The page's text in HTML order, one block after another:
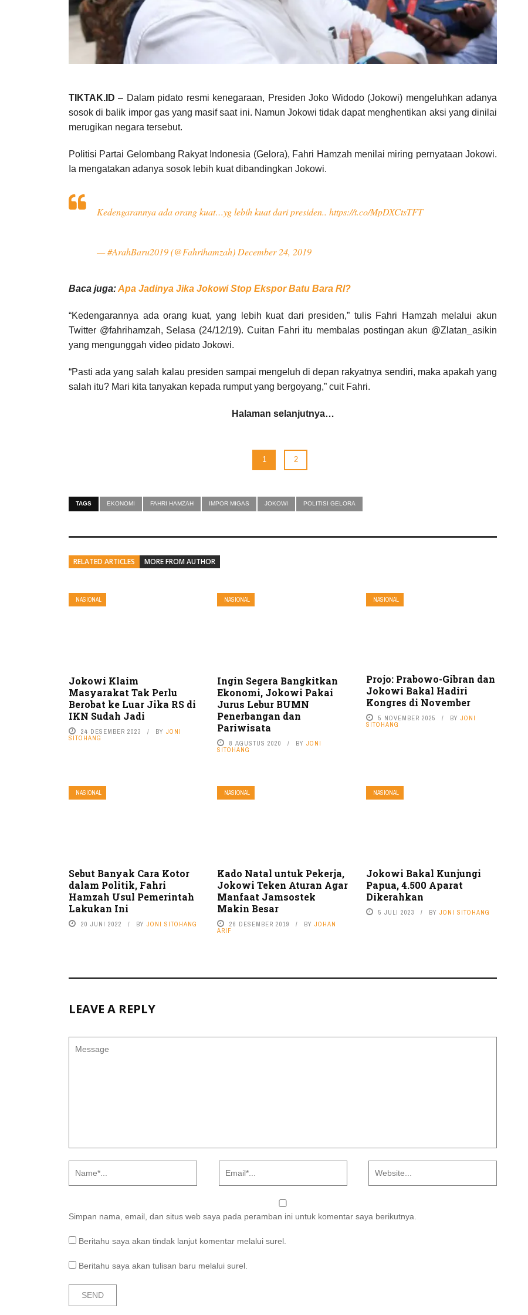
TIKTAK.ID – Dalam pidato resmi kenegaraan, Presiden Joko Widodo (Jokowi) mengeluhkan adanya
sosok di balik impor gas yang masif saat ini. Namun Jokowi tidak dapat menghentikan aksi yang dinilai
merugikan negara tersebut.
Politisi Partai Gelombang Rakyat Indonesia (Gelora), Fahri Hamzah menilai miring pernyataan Jokowi.
Ia mengatakan adanya sosok lebih kuat dibandingkan Jokowi.
Kedengarannya ada orang kuat…yg lebih kuat dari presiden.. https://t.co/MpDXCtsTFT
— #ArahBaru2019 (@Fahrihamzah)December 24, 2019
Baca juga:Apa Jadinya Jika Jokowi Stop Ekspor Batu Bara RI?
“Kedengarannya ada orang kuat, yang lebih kuat dari presiden,” tulis Fahri Hamzah melalui akun
Twitter @fahrihamzah, Selasa (24/12/19). Cuitan Fahri itu membalas postingan akun @Zlatan_asikin
yang mengunggah video pidato Jokowi.
“Pasti ada yang salah kalau presiden sampai mengeluh di depan rakyatnya sendiri, maka apakah yang
salah itu? Mari kita tanyakan kepada rumput yang bergoyang,” cuit Fahri.
Halaman selanjutnya…
1 2
TAGS EKONOMI FAHRI HAMZAH IMPOR MIGAS JOKOWI POLITISI GELORA
RELATED ARTICLES MORE FROM AUTHOR
NASIONAL
Jokowi Klaim
Masyarakat Tak Perlu
Berobat ke Luar Jika RS di
IKN Sudah Jadi
24 DESEMBER 2023 BY JONI
SITOHANG
NASIONAL
Ingin Segera Bangkitkan
Ekonomi, Jokowi Pakai
Jurus Lebur BUMN
Penerbangan dan
Pariwisata
8 AGUSTUS 2020 BYJONI
SITOHANG
NASIONAL
Projo: Prabowo-Gibran dan
Jokowi Bakal Hadiri
Kongres di November
5 NOVEMBER 2025 BY JONI
SITOHANG
NASIONAL
Sebut Banyak Cara Kotor
dalam Politik, Fahri
Hamzah Usul Pemerintah
Lakukan Ini
20 JUNI 2022 BY JONI SITOHANG
NASIONAL
Kado Natal untuk Pekerja,
Jokowi Teken Aturan Agar
Manfaat Jamsostek
Makin Besar
26 DESEMBER 2019 BYJOHAN
ARIF
NASIONAL
Jokowi Bakal Kunjungi
Papua, 4.500 Aparat
Dikerahkan
5 JULI 2023 BY JONI SITOHANG
LEAVE A REPLY
Simpan nama, email, dan situs web saya pada peramban ini untuk komentar saya berikutnya.
Beritahu saya akan tindak lanjut komentar melalui surel.
Beritahu saya akan tulisan baru melalui surel.